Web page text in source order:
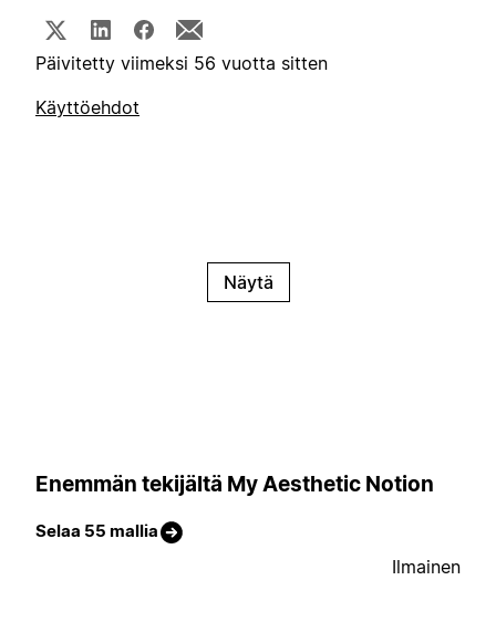
Päivitetty viimeksi 56 vuotta sitten
Käyttöehdot
Näytä
Enemmän tekijältä My Aesthetic Notion
Selaa 55 mallia
Ilmainen